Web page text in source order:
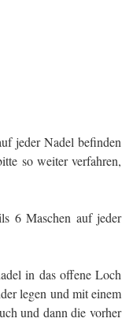
jeder Nadel befinden
so weiter verfahren,
6 Maschen auf jeder
in das offene Loch
legen und mit einem
und dann die vorher